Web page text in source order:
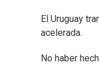
El Uruguay
acelerada.
No haber